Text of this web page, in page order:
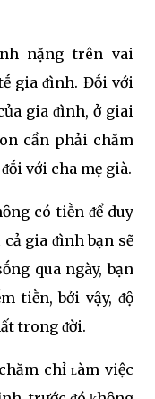
nặng trên vai
gia ᵭình. Đṓi với
gia ᵭình, ở giai
cần phải chăm
với cha mẹ già.
có tiḕn ᵭể duy
gia ᵭình bạn sẽ
qua ngày, bạn
tiḕn, bởi vậy, ᵭộ
trong ᵭời.
chỉ ʟàm việc